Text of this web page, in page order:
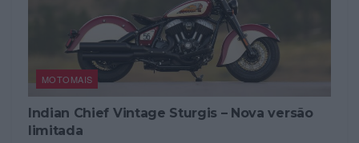
MOTOMAIS
Indian Chief Vintage Sturgis – Nova versão
limitada